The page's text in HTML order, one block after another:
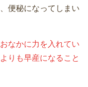
便秘になってしまい
なかに力を入れてい
りも早産になること